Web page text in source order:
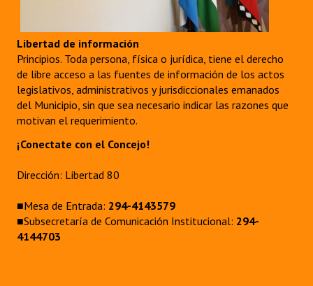
Libertad de información
Principios. Toda persona, física o jurídica, tiene el derecho
de libre acceso a las fuentes de información de los actos
legislativos, administrativos y jurisdiccionales emanados
del Municipio, sin que sea necesario indicar las razones que
motivan el requerimiento.
¡Conectate con el Concejo!
Dirección: Libertad 80
■Mesa de Entrada: 294-4143579
■Subsecretaría de Comunicación Institucional: 294-
4144703